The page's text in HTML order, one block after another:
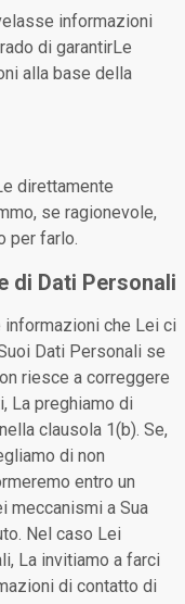
informazioni
di garantirLe
alla base della
direttamente
se ragionevole,
per farlo.
di Dati Personali
che Lei ci
Dati Personali se
riesce a correggere
La preghiamo di
clausola 1(b). Se,
di non
entro un
meccanismi a Sua
Nel caso Lei
La invitiamo a farci
di contatto di